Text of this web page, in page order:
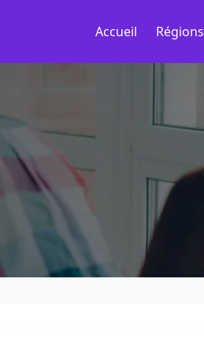
Accueil Régions